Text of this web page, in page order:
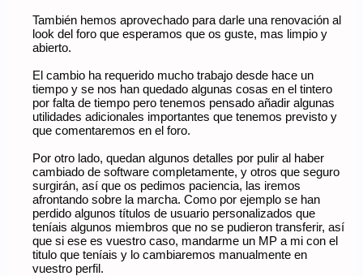
También hemos aprovechado para darle una renovación al
look del foro que esperamos que os guste, mas limpio y
abierto.
El cambio ha requerido mucho trabajo desde hace un
tiempo y se nos han quedado algunas cosas en el tintero
por falta de tiempo pero tenemos pensado añadir algunas
utilidades adicionales importantes que tenemos previsto y
que comentaremos en el foro.
Por otro lado, quedan algunos detalles por pulir al haber
cambiado de software completamente, y otros que seguro
surgirán, así que os pedimos paciencia, las iremos
afrontando sobre la marcha. Como por ejemplo se han
perdido algunos títulos de usuario personalizados que
teníais algunos miembros que no se pudieron transferir, así
que si ese es vuestro caso, mandarme un MP a mi con el
titulo que teníais y lo cambiaremos manualmente en
vuestro perfil.